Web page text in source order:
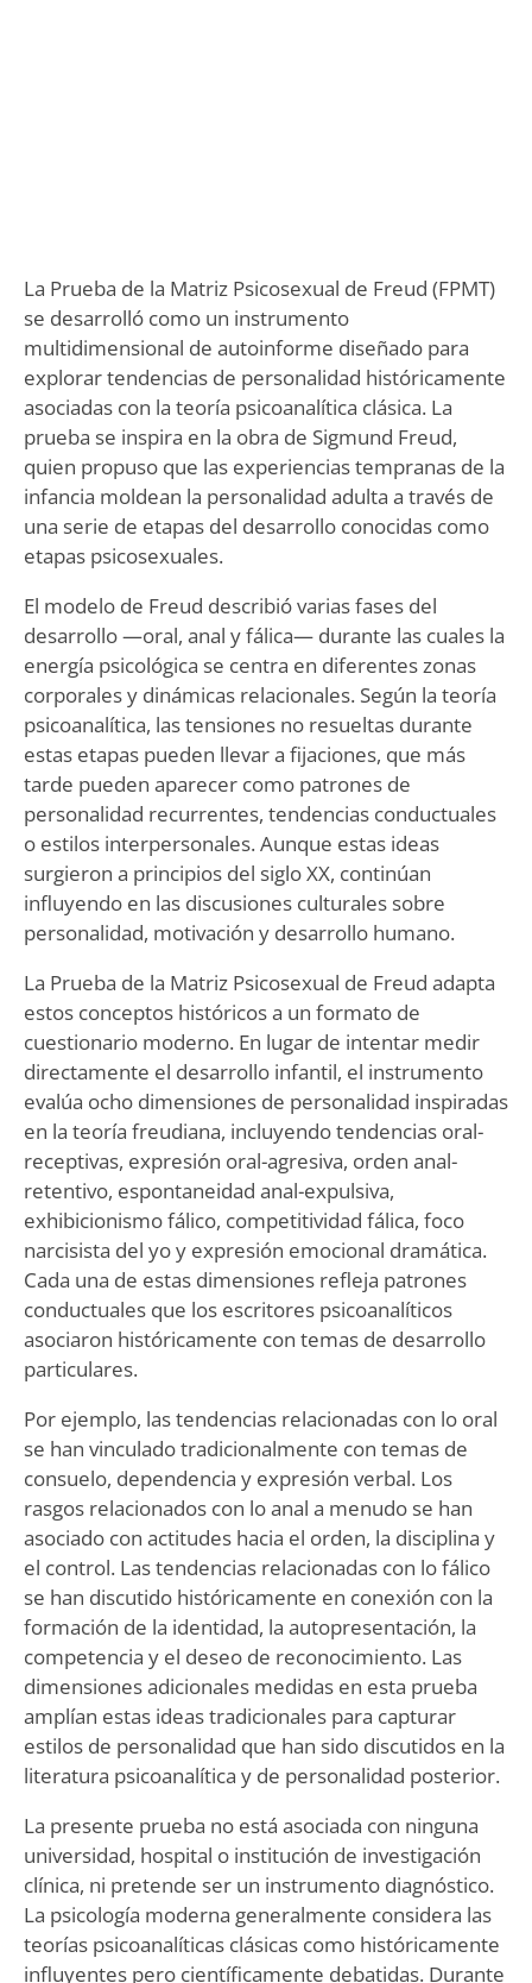
La Prueba de la Matriz Psicosexual de Freud (FPMT)
se desarrolló como un instrumento
multidimensional de autoinforme diseñado para
explorar tendencias de personalidad históricamente
asociadas con la teoría psicoanalítica clásica. La
prueba se inspira en la obra de Sigmund Freud,
quien propuso que las experiencias tempranas de la
infancia moldean la personalidad adulta a través de
una serie de etapas del desarrollo conocidas como
etapas psicosexuales.
El modelo de Freud describió varias fases del
desarrollo —oral, anal y fálica— durante las cuales la
energía psicológica se centra en diferentes zonas
corporales y dinámicas relacionales. Según la teoría
psicoanalítica, las tensiones no resueltas durante
estas etapas pueden llevar a fijaciones, que más
tarde pueden aparecer como patrones de
personalidad recurrentes, tendencias conductuales
o estilos interpersonales. Aunque estas ideas
surgieron a principios del siglo XX, continúan
influyendo en las discusiones culturales sobre
personalidad, motivación y desarrollo humano.
La Prueba de la Matriz Psicosexual de Freud adapta
estos conceptos históricos a un formato de
cuestionario moderno. En lugar de intentar medir
directamente el desarrollo infantil, el instrumento
evalúa ocho dimensiones de personalidad inspiradas
en la teoría freudiana, incluyendo tendencias oral-
receptivas, expresión oral-agresiva, orden anal-
retentivo, espontaneidad anal-expulsiva,
exhibicionismo fálico, competitividad fálica, foco
narcisista del yo y expresión emocional dramática.
Cada una de estas dimensiones refleja patrones
conductuales que los escritores psicoanalíticos
asociaron históricamente con temas de desarrollo
particulares.
Por ejemplo, las tendencias relacionadas con lo oral
se han vinculado tradicionalmente con temas de
consuelo, dependencia y expresión verbal. Los
rasgos relacionados con lo anal a menudo se han
asociado con actitudes hacia el orden, la disciplina y
el control. Las tendencias relacionadas con lo fálico
se han discutido históricamente en conexión con la
formación de la identidad, la autopresentación, la
competencia y el deseo de reconocimiento. Las
dimensiones adicionales medidas en esta prueba
amplían estas ideas tradicionales para capturar
estilos de personalidad que han sido discutidos en la
literatura psicoanalítica y de personalidad posterior.
La presente prueba no está asociada con ninguna
universidad, hospital o institución de investigación
clínica, ni pretende ser un instrumento diagnóstico.
La psicología moderna generalmente considera las
teorías psicoanalíticas clásicas como históricamente
influyentes pero científicamente debatidas. Durante